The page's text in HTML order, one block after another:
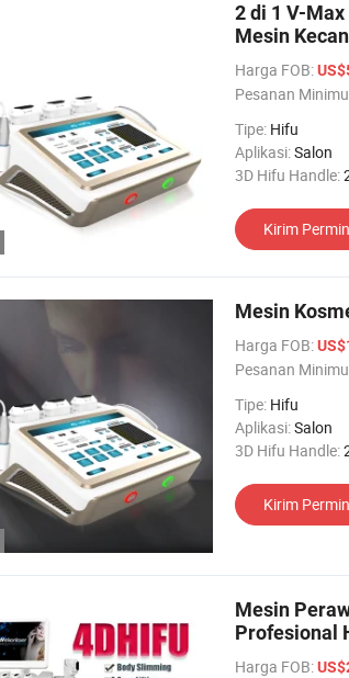
2 di 1 V-
Mesin
Harga FOB:
Pesanan
Tipe: Hifu
Aplikasi:Salon
3D Hifu Handle:
Kirim
Mesin
Harga FOB:
Pesanan
Tipe: Hifu
Aplikasi:Salon
3D Hifu Handle:
Kirim
Mesin
Profesional
Harga FOB: